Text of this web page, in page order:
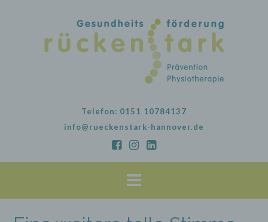
Telefon: 0151 10784137
info@rueckenstark-hannover.de